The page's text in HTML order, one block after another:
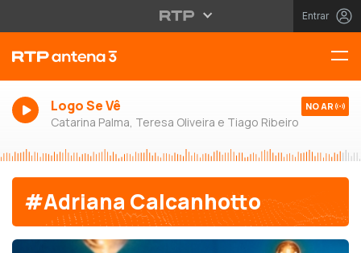
Entrar
Logo Se Vê
Catarina Palma, Teresa Oliveira e Tiago Ribeiro
NO AR
#Adriana Calcanhotto